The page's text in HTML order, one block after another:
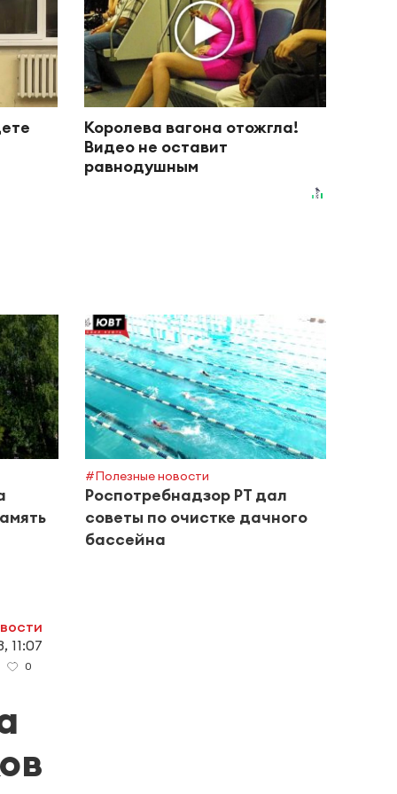
Королева вагона отожгла!
Видео не оставит
равнодушным
#Полезные новости
Роспотребнадзор РТ дал
советы по очистке дачного
бассейна
11:07
0